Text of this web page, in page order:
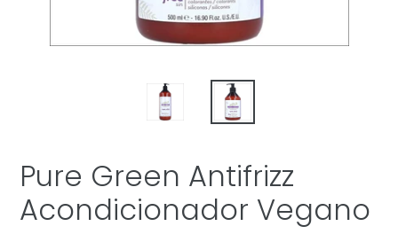
Pure Green Antifrizz
Acondicionador Vegano